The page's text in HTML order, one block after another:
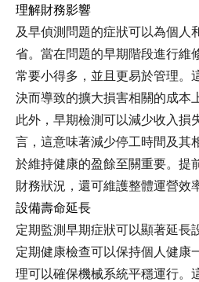
理解財務影響
及早偵測問題的症狀可以為個人
省。當在問題的早期階段進行維
常要小得多，並且更易於管理。
決而導致的擴大損害相關的成本
此外，早期檢測可以減少收入損
言，這意味著減少停工時間及其
於維持健康的盈餘至關重要。提
財務狀況，還可維護整體運營效
設備壽命延長
定期監測早期症狀可以顯著延長
定期健康檢查可以保持個人健康
理可以確保機械系統平穩運行。